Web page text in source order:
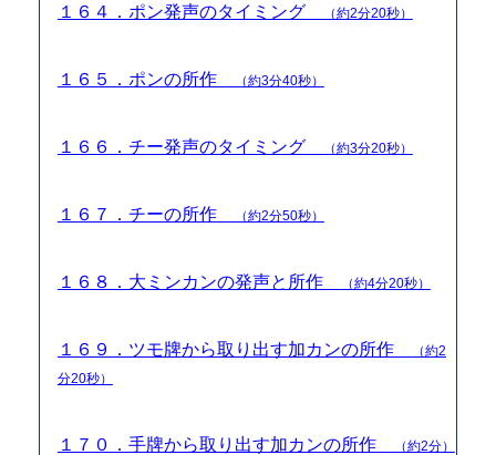
１６４．ポン発声のタイミング （約2分20秒）
１６５．ポンの所作 （約3分40秒）
１６６．チー発声のタイミング （約3分20秒）
１６７．チーの所作 （約2分50秒）
１６８．大ミンカンの発声と所作 （約4分20秒）
１６９．ツモ牌から取り出す加カンの所作
（約2
分20秒）
１７０．手牌から取り出す加カンの所作 （約2分）